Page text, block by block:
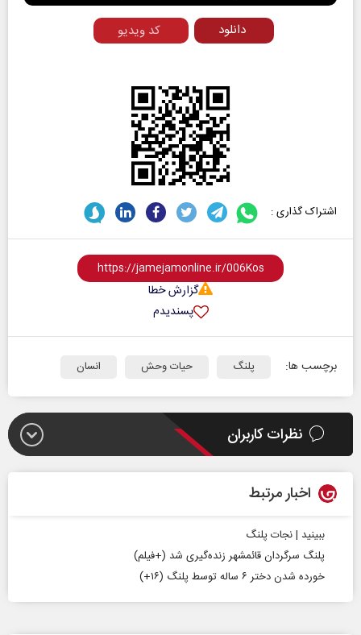
کد ویدیو دانلود
اشتراک گذاری :
گزارش خطا
پسندیدم
برچسب ها: پلنگ حیات وحش انسان
نظرات کاربران
اخبار مرتبط
ببینید | نجات پلنگ
پلنگ سرگردان قائمشهر زنده‌گیری شد (+فیلم)
خورده شدن دختر ۶ ساله توسط پلنگ (۱۶+)